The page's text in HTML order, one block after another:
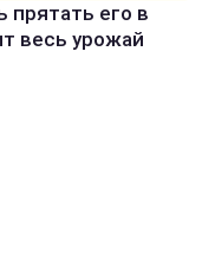
прятать его в
весь урожай